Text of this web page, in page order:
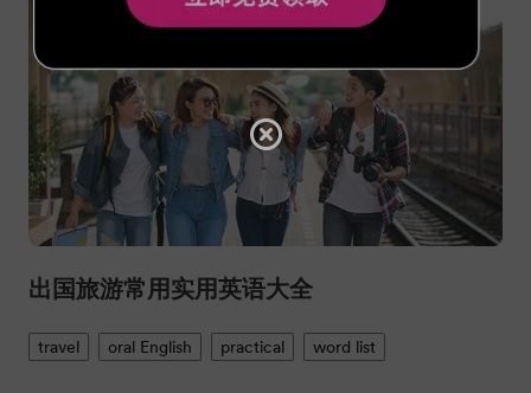
出国旅游常用实用英语大全
travel oral English practical word list